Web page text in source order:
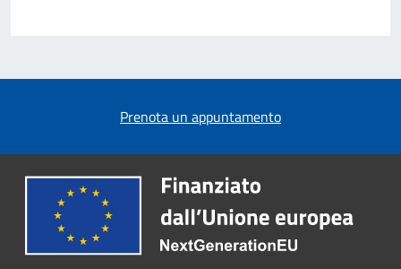
Prenota un appuntamento